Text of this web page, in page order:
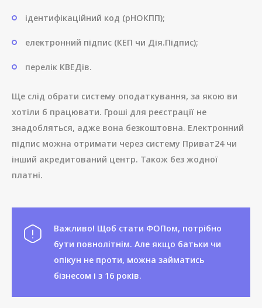
ідентифікаційний код (рНОКПП);
електронний підпис (КЕП чи Дія.Підпис);
перелік КВЕДів.
Ще слід обрати систему оподаткування, за якою ви
хотіли б працювати. Гроші для реєстрації не
знадобляться, адже вона безкоштовна. Електронний
підпис можна отримати через систему Приват24 чи
інший акредитований центр. Також без жодної
платні.
Важливо! Щоб стати ФОПом, потрібно
бути повнолітнім. Але якщо батьки чи
опікун не проти, можна займатись
бізнесом і з 16 років.